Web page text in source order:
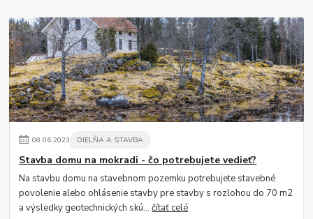
08.06.2023 DIELŇA A STAVBA
Stavba domu na mokradi - čo potrebujete vedieť?
Na stavbu domu na stavebnom pozemku potrebujete stavebné
povolenie alebo ohlásenie stavby pre stavby s rozlohou do 70 m2
a výsledky geotechnických skú...čítať celé